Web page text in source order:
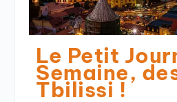
Le Petit
Semaine,
Tbilissi !